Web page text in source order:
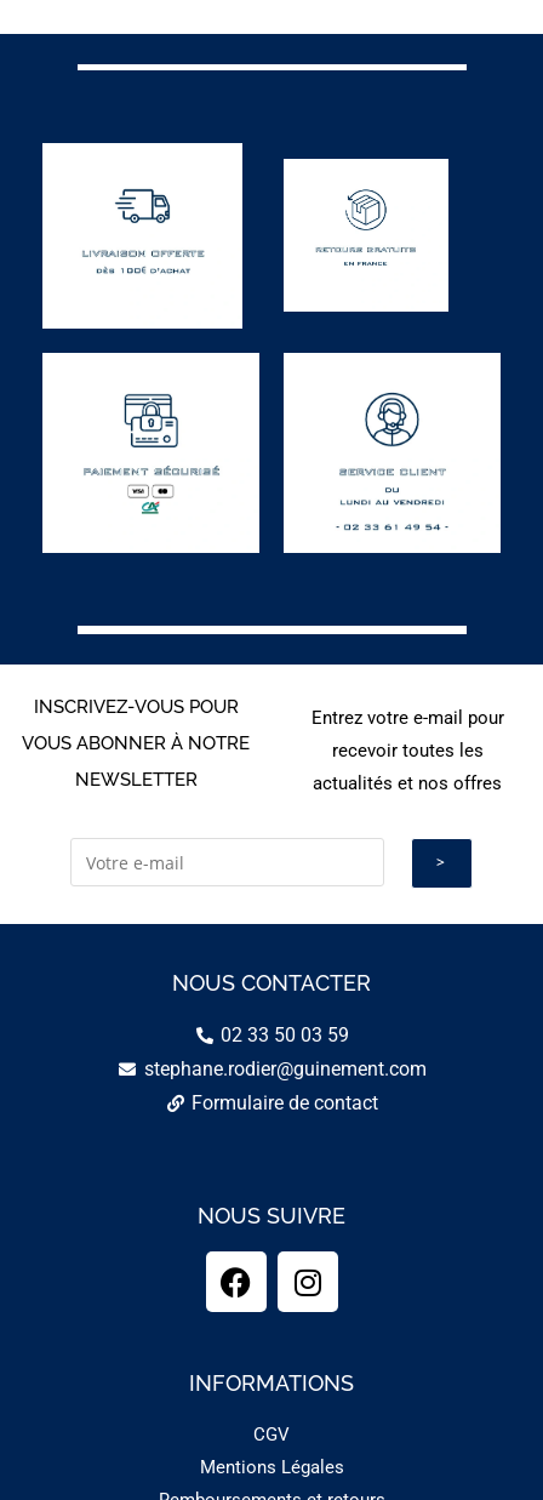
INSCRIVEZ-VOUS POUR
VOUS ABONNER À NOTRE
NEWSLETTER
Entrez votre e-mail pour
recevoir toutes les
actualités et nos offres
NOUS CONTACTER
02 33 50 03 59
stephane.rodier@guinement.com
Formulaire de contact
NOUS SUIVRE
INFORMATIONS
CGV
Mentions Légales